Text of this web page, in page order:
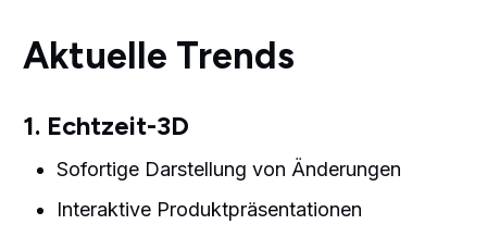
Aktuelle Trends
1. Echtzeit-3D
Sofortige Darstellung von Änderungen
Interaktive Produktpräsentationen